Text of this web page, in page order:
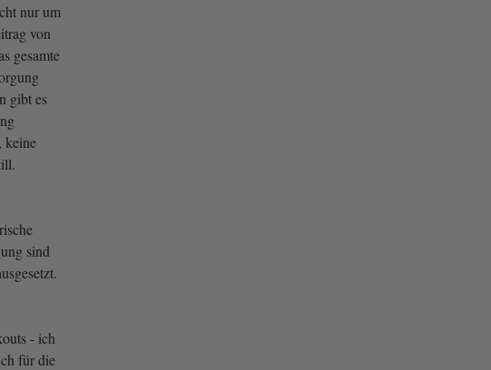
nur um
von
gesamte
gibt es
keine
sind
- ich
für die